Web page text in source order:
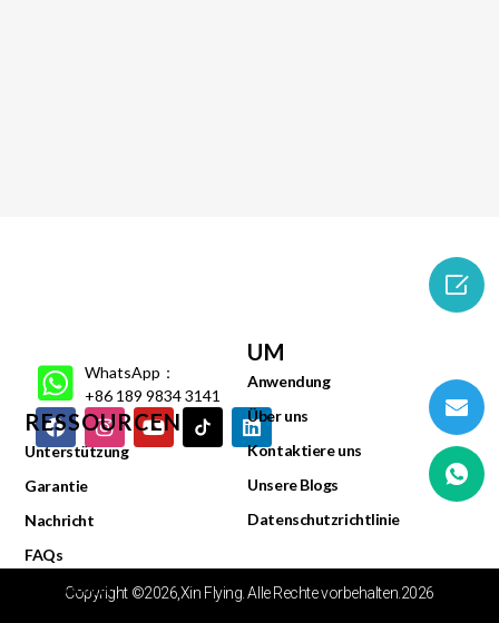
WhatsApp：
+86 189 9834 3141
RESSOURCEN
Unterstützung
Garantie
Nachricht
FAQs
Videocenter
UM
Anwendung
Über uns
Kontaktiere uns
Unsere Blogs
Datenschutzrichtlinie
Copyright ©2026,Xin Flying. Alle Rechte vorbehalten.2026
